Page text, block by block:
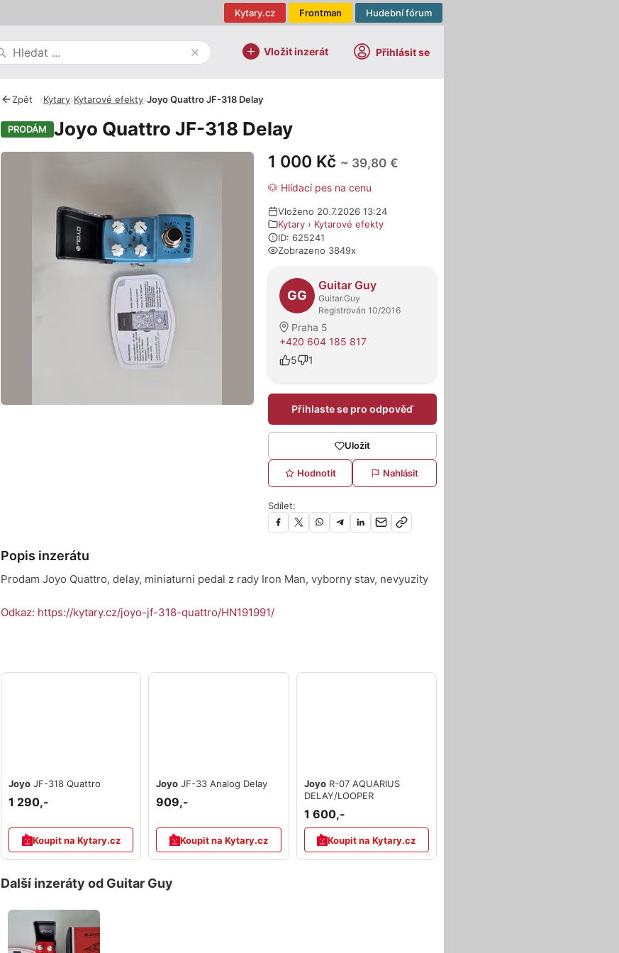
Hudební fórum
Frontman
Kytary.cz
Vložit inzerát Přihlásit se
Zpět ›Kytary›Kytarové efekty›Joyo Quattro JF-318 Delay
PRODÁM Joyo Quattro JF-318 Delay
Fotografie 1 000 Kč ~ 39,80 €
🐶 Hlídací pes na cenu
Vloženo 20.7.2026 13:24
Kytary › Kytarové efekty
ID: 625241
Zobrazeno 3849x
O prodejci
GG
Guitar Guy
Guitar.Guy
Registrován 10/2016
Praha 5
+420 604 185 817
5
1
Přihlaste se pro odpověď
Uložit
Hodnotit Nahlásit
Sdílet:
Popis inzerátu
Prodam Joyo Quattro, delay, miniaturni pedal z rady Iron Man, vyborny stav, nevyuzity
Odkaz: https://kytary.cz/joyo-jf-318-quattro/HN191991/
Joyo JF-318 Quattro
1 290,-
Koupit na Kytary.cz
Joyo JF-33 Analog Delay
909,-
Koupit na Kytary.cz
Joyo R-07 AQUARIUS
DELAY/LOOPER
1 600,-
Koupit na Kytary.cz
Další inzeráty od Guitar Guy